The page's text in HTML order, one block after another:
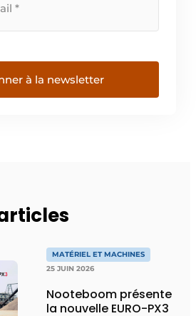
à la newsletter
MATÉRIEL ET MACHINES
25 JUIN 2026
Nooteboom présente
la nouvelle EURO-PX3